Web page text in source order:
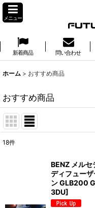
メニュー
新着商品 問い合わせ
ホーム > おすすめ商品
おすすめ商品
18件
BENZ メル
ディフュー
ン GLB200
3DU]